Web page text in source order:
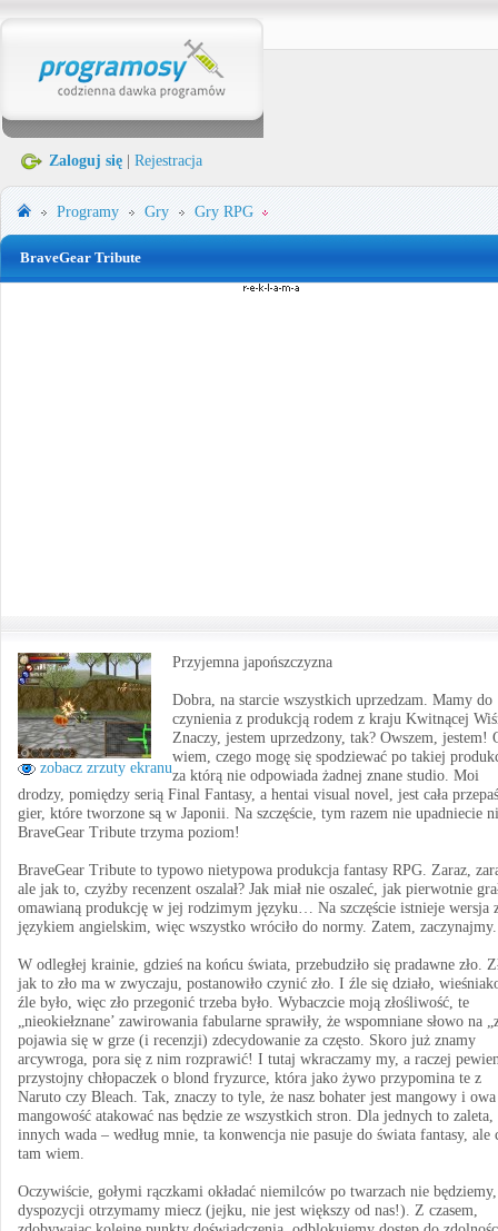
Zaloguj się Rejestracja
Programy Gry Gry RPG
BraveGear Tribute
zobacz zrzuty ekranu
Przyjemna japońszczyzna
Dobra, na starcie wszystkich uprzedzam. Mamy do
czynienia z produkcją rodem z kraju Kwitnącej
Znaczy, jestem uprzedzony, tak? Owszem, jestem!
wiem, czego mogę się spodziewać po takiej
za którą nie odpowiada żadnej znane studio. Moi
drodzy, pomiędzy serią Final Fantasy, a hentai visual novel, jest cała
gier, które tworzone są w Japonii. Na szczęście, tym razem nie upadniecie
BraveGear Tribute trzyma poziom!
BraveGear Tribute to typowo nietypowa produkcja fantasy RPG. Zaraz,
ale jak to, czyżby recenzent oszalał? Jak miał nie oszaleć, jak pierwotnie
omawianą produkcję w jej rodzimym języku… Na szczęście istnieje wersja
językiem angielskim, więc wszystko wróciło do normy. Zatem, zaczynajmy.
W odległej krainie, gdzieś na końcu świata, przebudziło się pradawne zło.
jak to zło ma w zwyczaju, postanowiło czynić zło. I źle się działo,
źle było, więc zło przegonić trzeba było. Wybaczcie moją złośliwość, te
„nieokiełznane’ zawirowania fabularne sprawiły, że wspomniane słowo na
pojawia się w grze (i recenzji) zdecydowanie za często. Skoro już znamy
arcywroga, pora się z nim rozprawić! I tutaj wkraczamy my, a raczej
przystojny chłopaczek o blond fryzurce, która jako żywo przypomina te z
Naruto czy Bleach. Tak, znaczy to tyle, że nasz bohater jest mangowy i owa
mangowość atakować nas będzie ze wszystkich stron. Dla jednych to zaleta,
innych wada – według mnie, ta konwencja nie pasuje do świata fantasy, ale
tam wiem.
Oczywiście, gołymi rączkami okładać niemilców po twarzach nie
dyspozycji otrzymamy miecz (jejku, nie jest większy od nas!). Z czasem,